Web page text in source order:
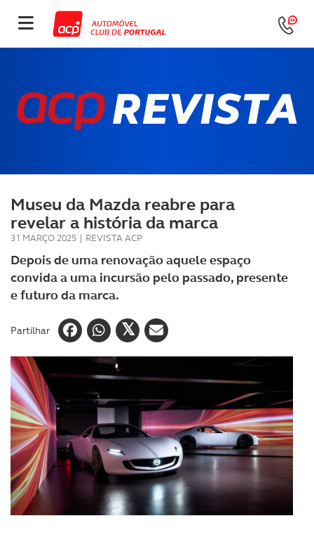
Museu da Mazda reabre para
revelar a história da marca
31 MARÇO 2025 | REVISTA ACP
Depois de uma renovação aquele espaço
convida a uma incursão pelo passado, presente
e futuro da marca.
Partilhar